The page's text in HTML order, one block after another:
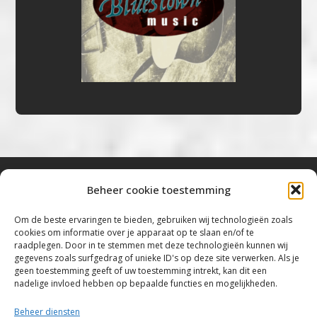
Beheer cookie toestemming
Om de beste ervaringen te bieden, gebruiken wij technologieën zoals
cookies om informatie over je apparaat op te slaan en/of te
raadplegen. Door in te stemmen met deze technologieën kunnen wij
gegevens zoals surfgedrag of unieke ID's op deze site verwerken. Als je
geen toestemming geeft of uw toestemming intrekt, kan dit een
nadelige invloed hebben op bepaalde functies en mogelijkheden.
Beheer diensten
“Voor de mooiste Blues, Rock, Roots &
Americana”
Copyright 2019 – 2026 Bluestown Music – All